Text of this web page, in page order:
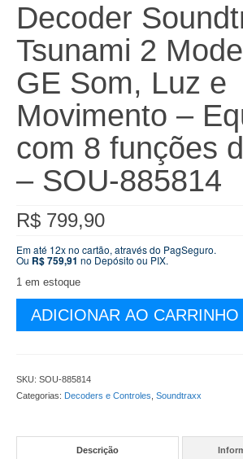
Decoder
Tsunami 2
GE Som, Luz e
Movimento –
com 8 funções
– SOU-885814
R$ 799,90
Em até 12x no cartão, através do PagSeguro.
Ou R$759,91 no Depósito ou PIX.
1 em estoque
Decoder
Soundtraxx
Luz
ADICIONAR AO CARRINHO
SKU: SOU-885814
Categorias: Decoders e Controles Soundtraxx
Descrição